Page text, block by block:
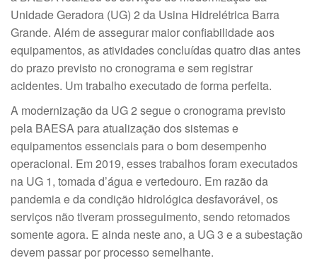
Unidade Geradora (UG) 2 da Usina Hidrelétrica Barra
Grande. Além de assegurar maior confiabilidade aos
equipamentos, as atividades concluídas quatro dias antes
do prazo previsto no cronograma e sem registrar
acidentes. Um trabalho executado de forma perfeita.
A modernização da UG 2 segue o cronograma previsto
pela BAESA para atualização dos sistemas e
equipamentos essenciais para o bom desempenho
operacional. Em 2019, esses trabalhos foram executados
na UG 1, tomada d’água e vertedouro. Em razão da
pandemia e da condição hidrológica desfavorável, os
serviços não tiveram prosseguimento, sendo retomados
somente agora. E ainda neste ano, a UG 3 e a subestação
devem passar por processo semelhante.